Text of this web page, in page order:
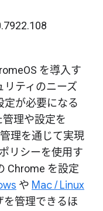
を導入す
リティのニーズ
定が必要になる
理や設定を
理を通じて実現
リシーを使用す
Chrome を設定
や Mac / Linux
を管理できるほ